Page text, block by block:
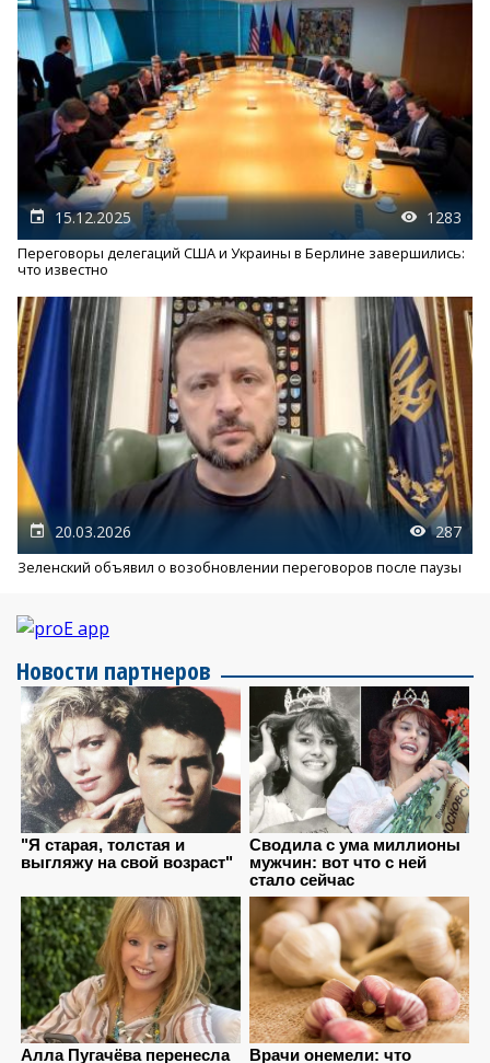
15.12.2025 1283
Переговоры делегаций США и Украины в Берлине завершились:
что известно
20.03.2026 287
Зеленский объявил о возобновлении переговоров после паузы
Новости партнеров